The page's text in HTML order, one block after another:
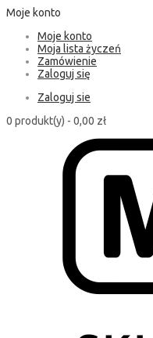
Moje konto
Moje konto
Moja lista życzeń
Zamówienie
Zaloguj się
Zaloguj sie
0 produkt(y) - 0,00 zł